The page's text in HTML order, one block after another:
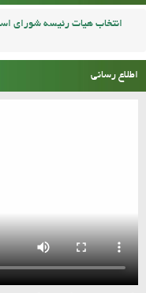
انتخاب هیات رئیسه شورای
اطلاع رسانی